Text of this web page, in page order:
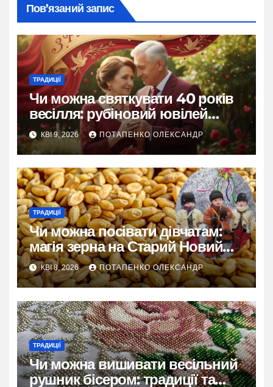
Пов’язаний запис
ТРАДИЦІЇ
Чи можна святкувати 40 років
весілля: рубіновий ювілей
пристрасті
КВІ 9, 2026 ПОТАПЕНКО ОЛЕКСАНДР
ТРАДИЦІЇ
Чи можна посівати дівчатам:
магія зерна на Старий Новий
рікКВІ 8, 2026 ПОТАПЕНКО ОЛЕКСАНДР
ТРАДИЦІЇ
Чи можна вишивати весільний
рушник бісером: традиції та